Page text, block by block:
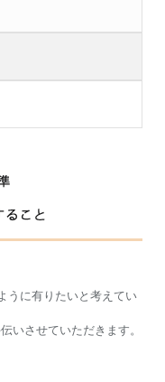
うに有りたいと考えてい
いさせていただきます。